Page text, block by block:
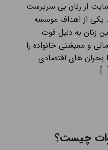
از زنان بی سرپرست
یکی از اهداف موسسه
زنان به دلیل فوت
و معیشتی خانواده را
بحران های اقتصادی
چیست؟